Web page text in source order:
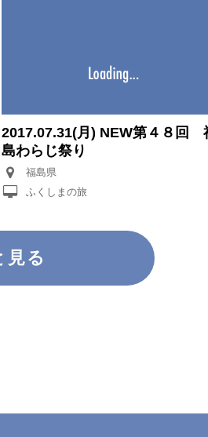
2017.07.31(月) NEW第４８回
島わらじ祭り
福島県
ふくしまの旅
見る